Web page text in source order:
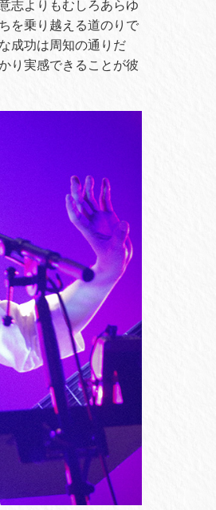
志よりもむしろあらゆ
を乗り越える道のりで
成功は周知の通りだ
り実感できることが彼